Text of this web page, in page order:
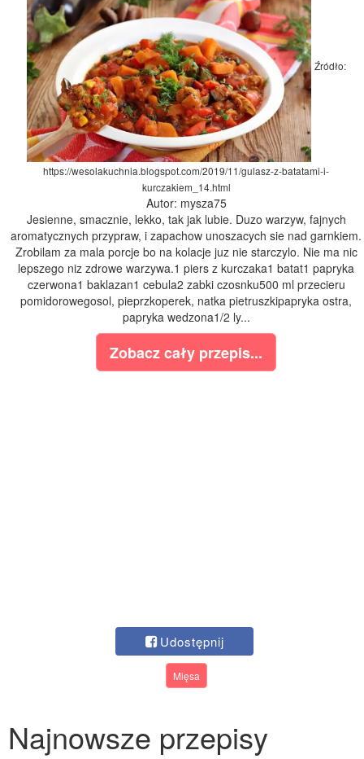
Źródło:
https://wesolakuchnia.blogspot.com/2019/11/gulasz-z-batatami-i-
kurczakiem_14.html
Autor: mysza75
Jesienne, smacznie, lekko, tak jak lubie. Duzo warzyw, fajnych
aromatycznych przypraw, i zapachow unoszacych sie nad garnkiem.
Zrobilam za mala porcje bo na kolacje juz nie starczylo. Nie ma nic
lepszego niz zdrowe warzywa.1 piers z kurczaka1 batat1 papryka
czerwona1 baklazan1 cebula2 zabki czosnku500 ml przecieru
pomidorowegosol, pieprzkoperek, natka pietruszkipapryka ostra,
papryka wedzona1/2 ly...
Zobacz cały przepis...
Udostępnij
Mięsa
Najnowsze przepisy